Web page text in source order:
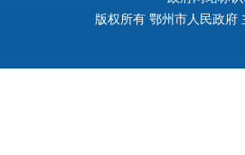
版权所有 鄂州市人民政府